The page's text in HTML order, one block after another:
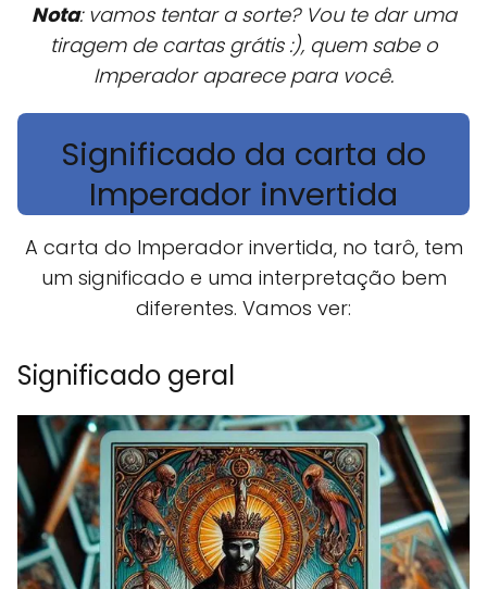
Nota: vamos tentar a sorte? Vou te dar uma
tiragem de cartas grátis :), quem sabe o
Imperador aparece para você.
Significado da carta do
Imperador invertida
A carta do Imperador invertida, no tarô, tem
um significado e uma interpretação bem
diferentes. Vamos ver:
Significado geral